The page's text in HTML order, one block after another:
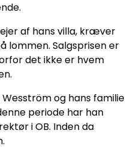
af hans villa, kræver
lommen. Salgsprisen er
det ikke er hvem
og hans familie
periode har han
i OB. Inden da